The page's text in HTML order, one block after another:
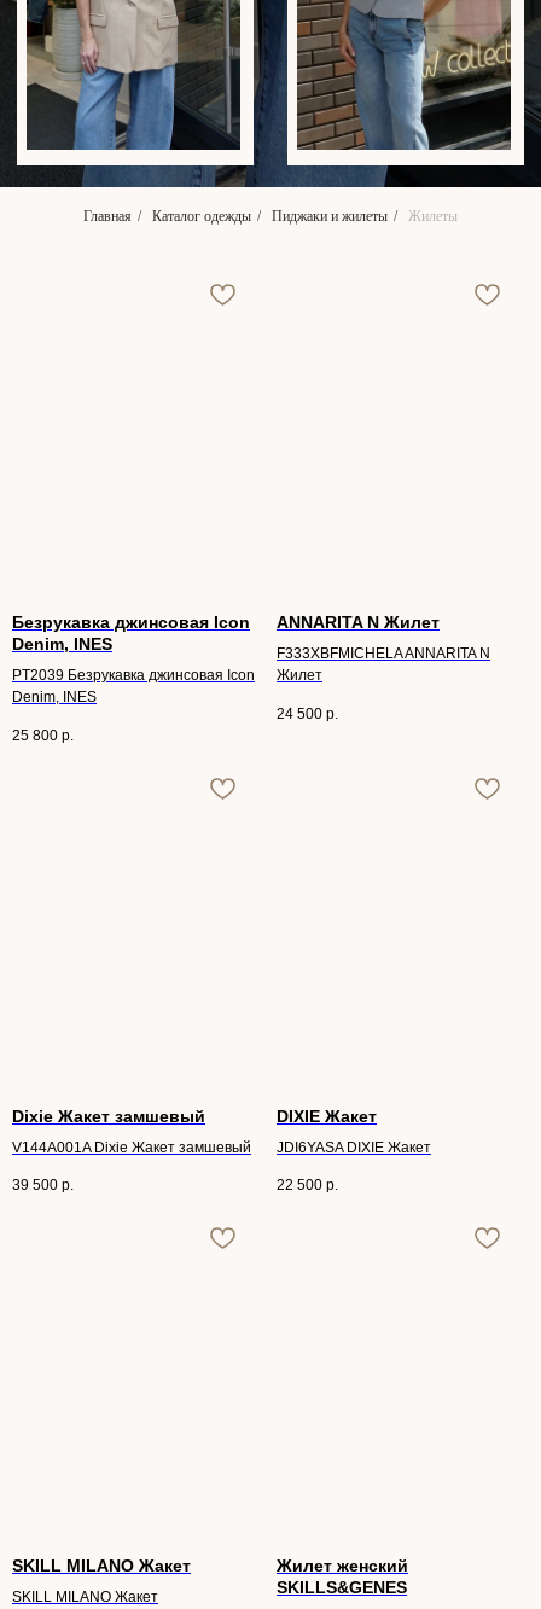
Главная / Каталог одежды / Пиджаки и жилеты / Жилеты
Безрукавка джинсовая Icon
Denim, INES
PT2039 Безрукавка джинсовая Icon
Denim, INES
25 800 р.
ANNARITA N Жилет
F333XBFMICHELA ANNARITA N
Жилет
24 500 р.
Dixie Жакет замшевый
V144A001A Dixie Жакет замшевый
39 500 р.
DIXIE Жакет
JDI6YASA DIXIE Жакет
22 500 р.
SKILL MILANO Жакет
SKILL MILANO Жакет
Жилет женский
SKILLS&GENES